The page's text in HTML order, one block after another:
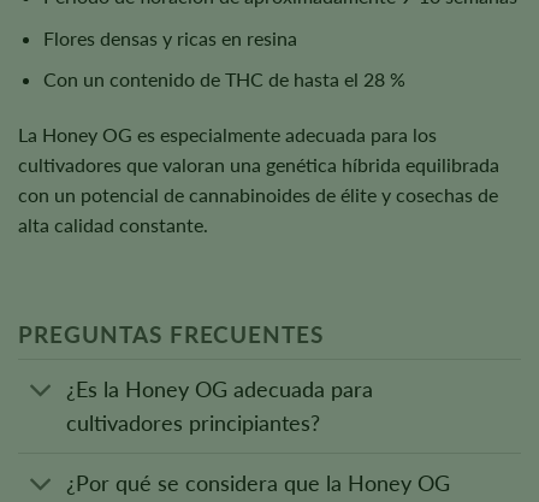
Flores densas y ricas en resina
Con un contenido de THC de hasta el 28 %
La Honey OG es especialmente adecuada para los
cultivadores que valoran una genética híbrida equilibrada
con un potencial de cannabinoides de élite y cosechas de
alta calidad constante.
PREGUNTAS FRECUENTES
¿Es la Honey OG adecuada para
cultivadores principiantes?
¿Por qué se considera que la Honey OG